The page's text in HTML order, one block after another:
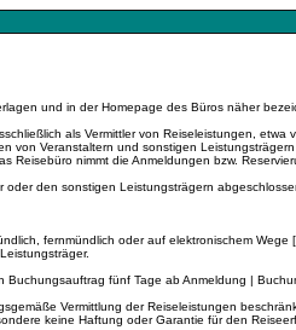
und in der Homepage des Büros näher
als Vermittler von Reiseleistungen,
von Veranstaltern und sonstigen
Reisebüro nimmt die Anmeldungen bzw.
den sonstigen Leistungsträgern
fernmündlich oder auf elektronischem
Buchungsauftrag fünf Tage ab Anmeldung |
Vermittlung der Reiseleistungen
keine Haftung oder Garantie für den